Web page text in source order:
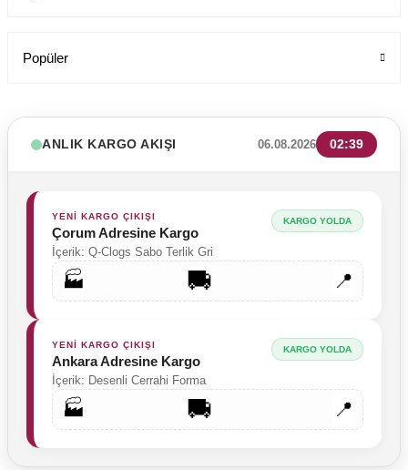
Popüler
ANLIK KARGO AKIŞI 06.08.2026 02:39
YENİ KARGO ÇIKIŞI
Çorum Adresine Kargo
İçerik: Q-Clogs Sabo Terlik Gri
KARGO YOLDA
🏭 🚚 📍
YENİ KARGO ÇIKIŞI
Ankara Adresine Kargo
İçerik: Desenli Cerrahi Forma
KARGO YOLDA
🏭 🚚 📍